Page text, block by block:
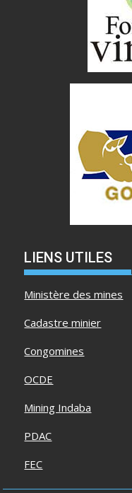
LIENS UTILES
Ministère des mines
Cadastre minier
Congomines
OCDE
Mining Indaba
PDAC
FEC